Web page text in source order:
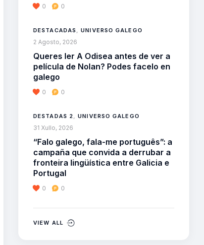
0 0
DESTACADAS ,UNIVERSO GALEGO
2 Agosto, 2026
Queres ler A Odisea antes de ver a
película de Nolan? Podes facelo en
galego
0 0
DESTADAS 2 ,UNIVERSO GALEGO
31 Xullo, 2026
“Falo galego, fala-me português”: a
campaña que convida a derrubar a
fronteira lingüística entre Galicia e
Portugal
0 0
VIEW ALL